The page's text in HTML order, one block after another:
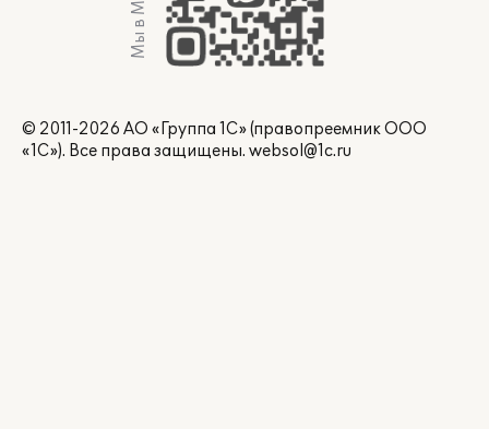
Мы в Max
© 2011-2026 АО «Группа 1С» (правопреемник ООО
«1С»). Все права защищены. websol@1c.ru